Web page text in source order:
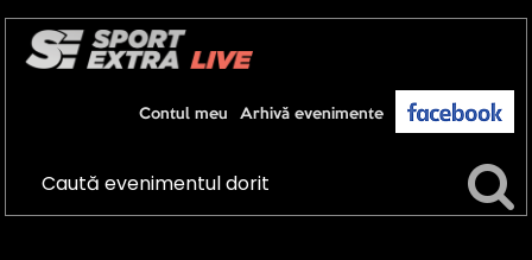
Arhivă evenimente
Contul meu